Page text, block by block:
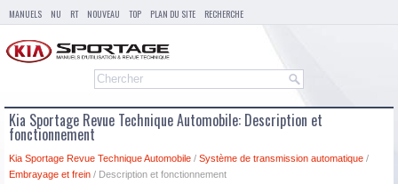
MANUELS NU RT NOUVEAU TOP PLAN DU SITE RECHERCHE
Kia Sportage Revue Technique Automobile: Description et
fonctionnement
Kia Sportage Revue Technique Automobile / Système de transmission automatique /
Embrayage et frein / Description et fonctionnement